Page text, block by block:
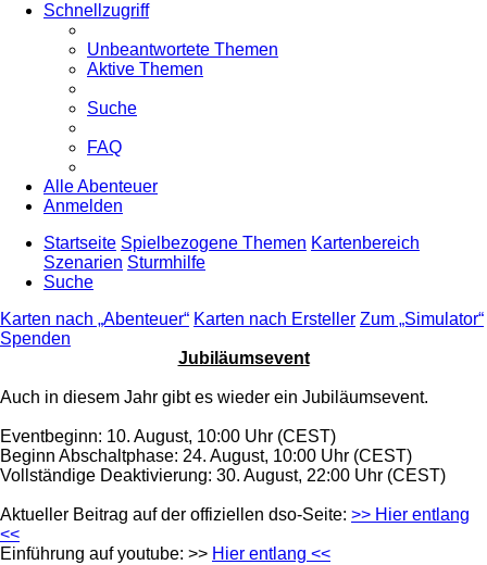
Schnellzugriff
Unbeantwortete Themen
Aktive Themen
Suche
FAQ
Alle Abenteuer
Anmelden
Startseite Spielbezogene Themen Kartenbereich
Szenarien Sturmhilfe
Suche
Karten nach „Abenteuer“ Karten nach Ersteller Zum „Simulator“
Spenden
Jubiläumsevent
Auch in diesem Jahr gibt es wieder ein Jubiläumsevent.
Eventbeginn: 10. August, 10:00 Uhr (CEST)
Beginn Abschaltphase: 24. August, 10:00 Uhr (CEST)
Vollständige Deaktivierung: 30. August, 22:00 Uhr (CEST)
Aktueller Beitrag auf der offiziellen dso-Seite: >> Hier entlang
<<
Einführung auf youtube: >> Hier entlang <<